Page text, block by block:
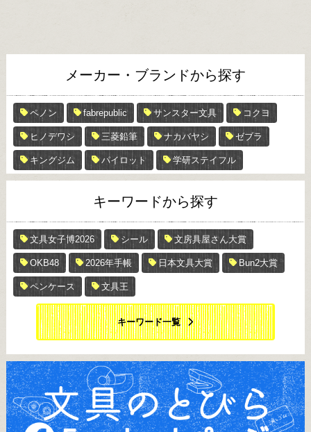
メーカー・ブランドから探す
ペノン fabrepublic サンスター文具 コクヨ
ヒノデワシ 三菱鉛筆 ナカバヤシ ゼブラ
キングジム パイロット 学研ステイフル
キーワードから探す
文具女子博2026 シール 文房具屋さん大賞
OKB48 2026年手帳 日本文具大賞 Bun2大賞
ペンケース 文具王
キーワード一覧